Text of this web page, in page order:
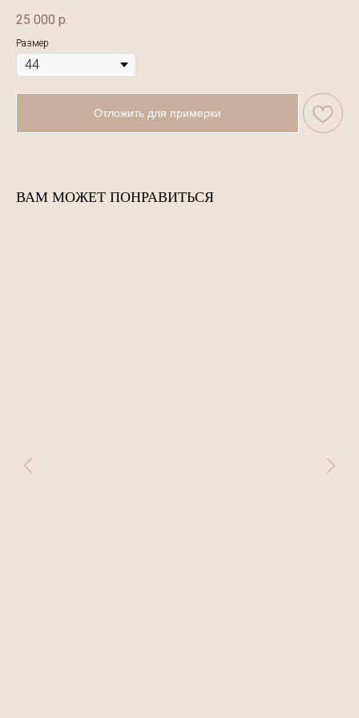
25 000 р.
Размер
Отложить для примерки
ВАМ МОЖЕТ ПОНРАВИТЬСЯ